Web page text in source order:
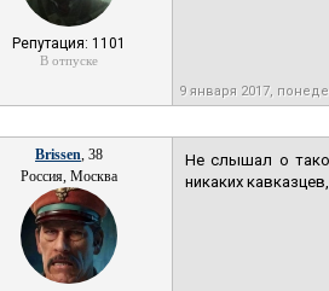
Репутация: 1101
В отпуске
9 января 2017,
Brissen, 38
Россия, Москва
Не слышал о
никаких